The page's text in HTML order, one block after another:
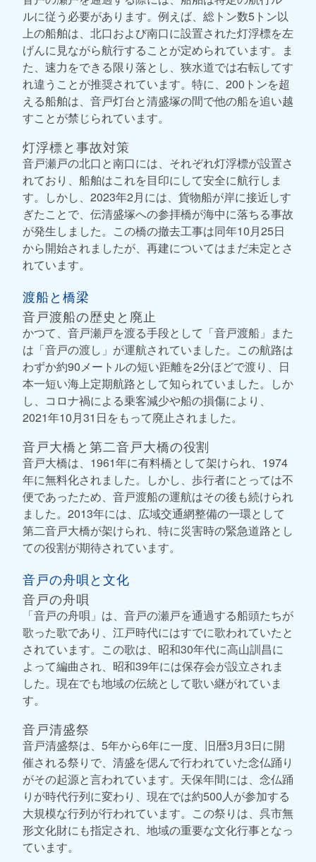
ルに従う必要があります。例えば、総トン数5トン以
上の船舶は、北口および南口に設置された灯浮標を左
げんに見ながら航行することが定められています。ま
た、速力をできる限り落とし、狭水道では右転してす
れ違うことが推奨されています。特に、200トンを超
える船舶は、音戸灯台と清盛塚の間で他の船を追い越
すことが禁じられています。
灯浮標と事故対策
音戸瀬戸の北口と南口には、それぞれ灯浮標が設置さ
れており、船舶はこれを目印にして安全に航行しま
す。しかし、2023年2月には、貨物船が岸に接近しす
ぎたことで、伝清盛塚への参拝橋が海中に落ちる事故
が発生しました。この橋の撤去工事は同年10月25日
から開始されましたが、再建についてはまだ未定とさ
れています。
渡船と橋梁
音戸渡船の歴史と廃止
かつて、音戸瀬戸を渡る手段として「音戸渡船」また
は「音戸の渡し」が運航されていました。この航路は
わずか約90メートルの短い距離を2分ほどで渡り、日
本一短い海上定期航路として知られていました。しか
し、コロナ禍による乗客減少や船の損傷により、
2021年10月31日をもって廃止されました。
音戸大橋と第二音戸大橋の役割
音戸大橋は、1961年に有料橋として架けられ、1974
年に無料化されました。しかし、歩行者にとっては不
便であったため、音戸渡船の運航はその後も続けられ
ました。2013年には、広域交通網整備の一環として
第二音戸大橋が架けられ、特に災害時の緊急道路とし
ての役割が期待されています。
音戸の舟唄と文化
音戸の舟唄
「音戸の舟唄」は、音戸の瀬戸を通過する船頭たちが
歌った歌であり、江戸時代にはすでに歌われていたと
されています。この歌は、昭和30年代に高山訓昌に
よって編曲され、昭和39年には保存会が設立されま
した。現在でも地域の伝統として歌い継がれていま
す。
音戸清盛祭
音戸清盛祭は、5年から6年に一度、旧暦3月3日に開
催される祭りで、清盛を偲んで行われていた念仏踊り
がその起源と言われています。天保年間には、念仏踊
りが時代行列に変わり、現在では約500人が参加する
大規模な行列が行われています。この祭りは、呉市無
形文化財にも指定され、地域の重要な文化行事となっ
ています。